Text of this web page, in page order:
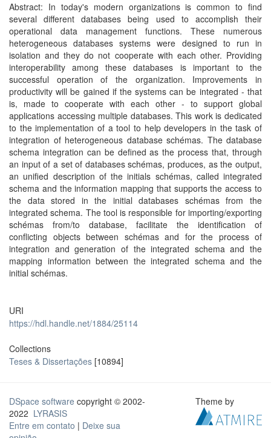
Abstract: In today's modern organizations is common to find
several different databases being used to accomplish their
operational data management functions. These numerous
heterogeneous databases systems were designed to run in
isolation and they do not cooperate with each other. Providing
interoperability among these databases is important to the
successful operation of the organization. Improvements in
productivity will be gained if the systems can be integrated - that
is, made to cooperate with each other - to support global
applications accessing multiple databases. This work is dedicated
to the implementation of a tool to help developers in the task of
integration of heterogeneous database schémas. The database
schema integration can be defined as the process that, through
an input of a set of databases schémas, produces, as the output,
an unified description of the initials schémas, called integrated
schema and the information mapping that supports the access to
the data stored in the initial databases schémas from the
integrated schema. The tool is responsible for importing/exporting
schémas from/to database, facilitate the identification of
conflicting objects between schémas and for the process of
integration and generation of the integrated schema and the
mapping information between the integrated schema and the
initial schémas.
URI
https://hdl.handle.net/1884/25114
Collections
Teses & Dissertações [10894]
DSpace software copyright © 2002-
2022 LYRASIS
Entre em contato | Deixe sua
Theme by